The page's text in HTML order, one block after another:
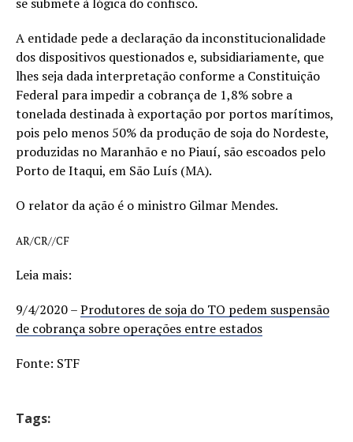
se submete à lógica do confisco.
A entidade pede a declaração da inconstitucionalidade
dos dispositivos questionados e, subsidiariamente, que
lhes seja dada interpretação conforme a Constituição
Federal para impedir a cobrança de 1,8% sobre a
tonelada destinada à exportação por portos marítimos,
pois pelo menos 50% da produção de soja do Nordeste,
produzidas no Maranhão e no Piauí, são escoados pelo
Porto de Itaqui, em São Luís (MA).
O relator da ação é o ministro Gilmar Mendes.
AR/CR//CF
Leia mais:
9/4/2020 –Produtores de soja do TO pedem suspensão
de cobrança sobre operações entre estados
Fonte: STF
Tags: